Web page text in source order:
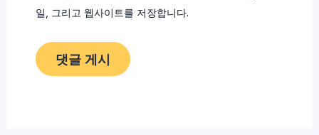
일, 그리고 웹사이트를 저장합니다.